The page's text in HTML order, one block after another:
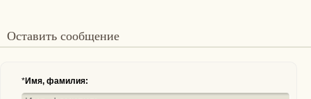
Оставить сообщение
*Имя, фамилия: